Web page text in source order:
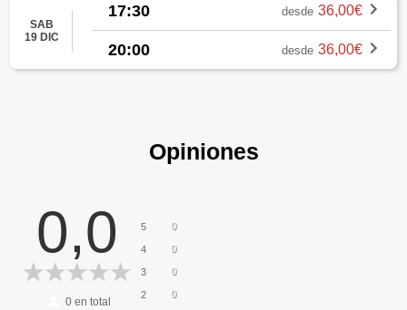
SAB
19 DIC
17:30 desde 36,00€
20:00 desde 36,00€
Opiniones
0,0
0en total
5 0
4 0
3 0
2 0